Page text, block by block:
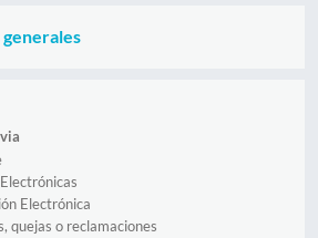
Electrónica
quejas o reclamaciones